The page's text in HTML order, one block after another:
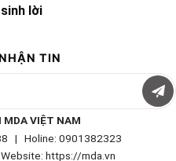
lời
TIN
MDA VIỆT NAM
| Holine: 0901382323
ebsite: https://mda.vn